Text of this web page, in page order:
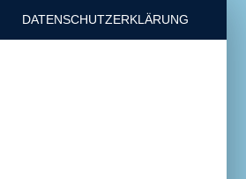
DATENSCHUTZERKLÄRUNG